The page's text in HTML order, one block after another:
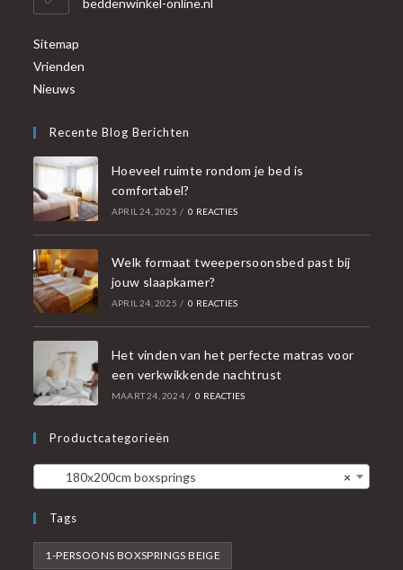
Sitemap
Vrienden
Nieuws
Recente Blog Berichten
Hoeveel ruimte rondom je bed is
comfortabel?
APRIL 24, 2025 / 0 REACTIES
Welk formaat tweepersoonsbed past bij
jouw slaapkamer?
APRIL 24, 2025 / 0 REACTIES
Het vinden van het perfecte matras voor
een verkwikkende nachtrust
MAART 24, 2024 / 0 REACTIES
Productcategorieën
×
180x200cm boxsprings
Tags
1-PERSOONS BOXSPRINGS BEIGE